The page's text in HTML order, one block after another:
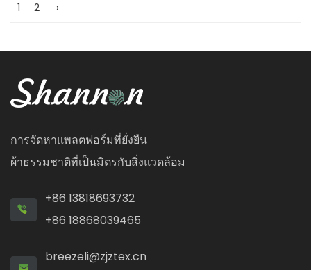
1 2 ›
การจัดหาแพลตฟอร์มที่ยั่งยืน
ผ้าธรรมชาติที่เป็นมิตรกับสิ่งแวดล้อม
+86 13818693732
+86 18868039465
breezeli@zjztex.cn